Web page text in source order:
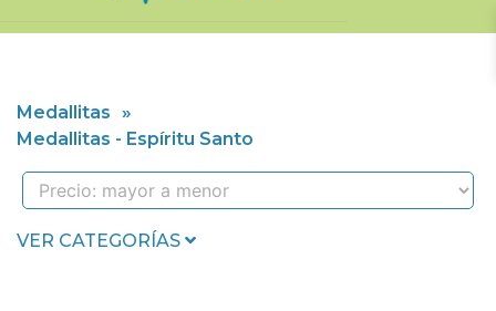
Medallitas »
Medallitas - Espíritu Santo
VER CATEGORÍAS